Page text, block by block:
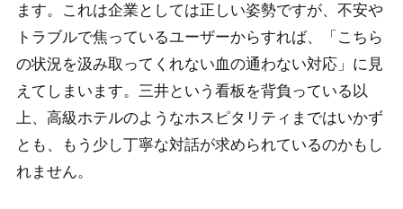
ます。これは企業としては正しい姿勢ですが、不安や
トラブルで焦っているユーザーからすれば、「こちら
の状況を汲み取ってくれない血の通わない対応」に見
えてしまいます。三井という看板を背負っている以
上、高級ホテルのようなホスピタリティまではいかず
とも、もう少し丁寧な対話が求められているのかもし
れません。